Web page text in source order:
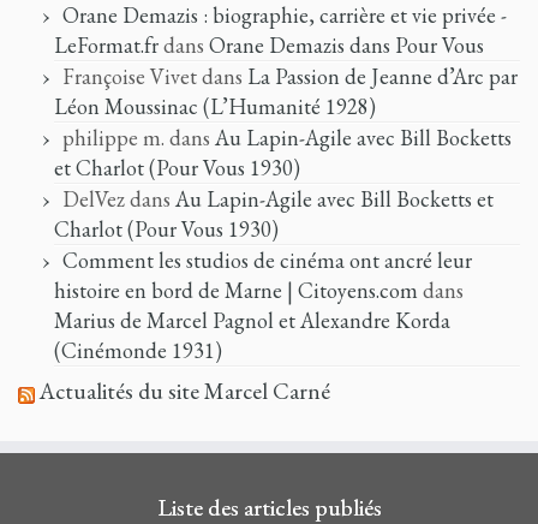
Orane Demazis : biographie, carrière et vie privée -
LeFormat.frdans Orane Demazis dans Pour Vous
Françoise Vivetdans La Passion de Jeanne d’Arc par
Léon Moussinac (L’Humanité 1928)
philippe m. dans Au Lapin-Agile avec Bill Bocketts
et Charlot (Pour Vous 1930)
DelVezdans Au Lapin-Agile avec Bill Bocketts et
Charlot (Pour Vous 1930)
Comment les studios de cinéma ont ancré leur
histoire en bord de Marne | Citoyens.comdans
Marius de Marcel Pagnol et Alexandre Korda
(Cinémonde 1931)
Actualités du site Marcel Carné
Liste des articles publiés